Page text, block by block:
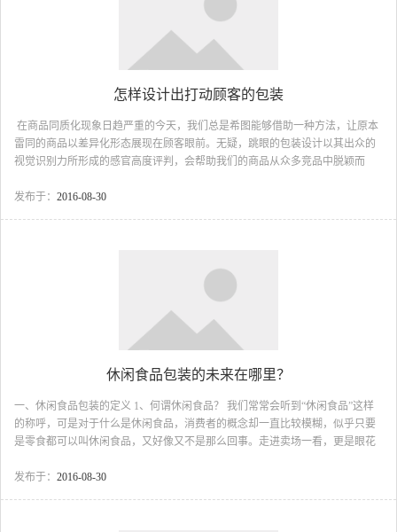
怎样设计出打动顾客的包装
在商品同质化现象日趋严重的今天，我们总是希图能够借助一种方法，让原本
雷同的商品以差异化形态展现在顾客眼前。无疑，跳眼的包装设计以其出众的
视觉识别力所形成的感官高度评判，会帮助我们的商品从众多竞品中脱颖而
求的最理想化的包装设计。 于是由设计师提出的种种设计方案总是遭受到来
发布于： 2016-08-30
休闲食品包装的未来在哪里？
一、休闲食品包装的定义 1、何谓休闲食品？ 我们常常会听到“休闲食品”这样
的称呼，可是对于什么是休闲食品，消费者的概念却一直比较模糊，似乎只要
是零食都可以叫休闲食品，又好像又不是那么回事。走进卖场一看，更是眼花
等等哪个不是打着休闲的旗号充分诱惑地煽动着消费者蠢蠢欲动的荷包？ 休闲
发布于： 2016-08-30